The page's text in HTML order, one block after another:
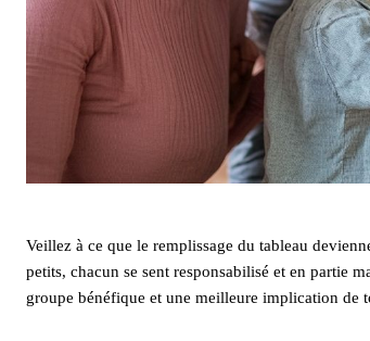
Veillez à ce que le remplissage du tableau
petits, chacun se sent responsabilisé et en partie
groupe bénéfique et une meilleure implication de